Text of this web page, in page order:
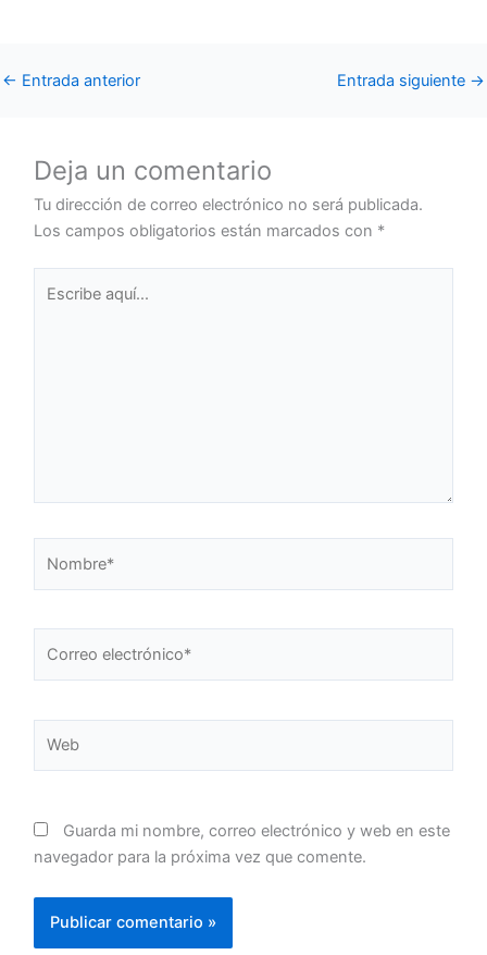
← Entrada anterior Entrada siguiente →
Deja un comentario
Tu dirección de correo electrónico no será publicada.
Los campos obligatorios están marcados con *
aquí...
electrónico*
Guarda mi nombre, correo electrónico y web en este
navegador para la próxima vez que comente.